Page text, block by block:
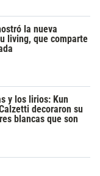
la nueva
living, que comparte
y los lirios: Kun
decoraron su
blancas que son